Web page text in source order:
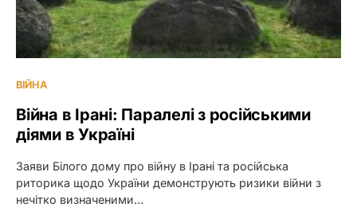
ВІЙНА
Війна в Ірані: Паралелі з російськими
діями в Україні
Заяви Білого дому про війну в Ірані та російська
риторика щодо України демонструють ризики війни з
нечітко визначеними…